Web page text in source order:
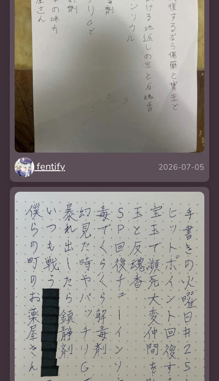
fentify 2026-07-05